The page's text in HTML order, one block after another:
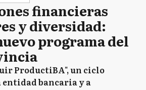
financieras
y diversidad:
programa del
ProductiBA", un ciclo
bancaria y a